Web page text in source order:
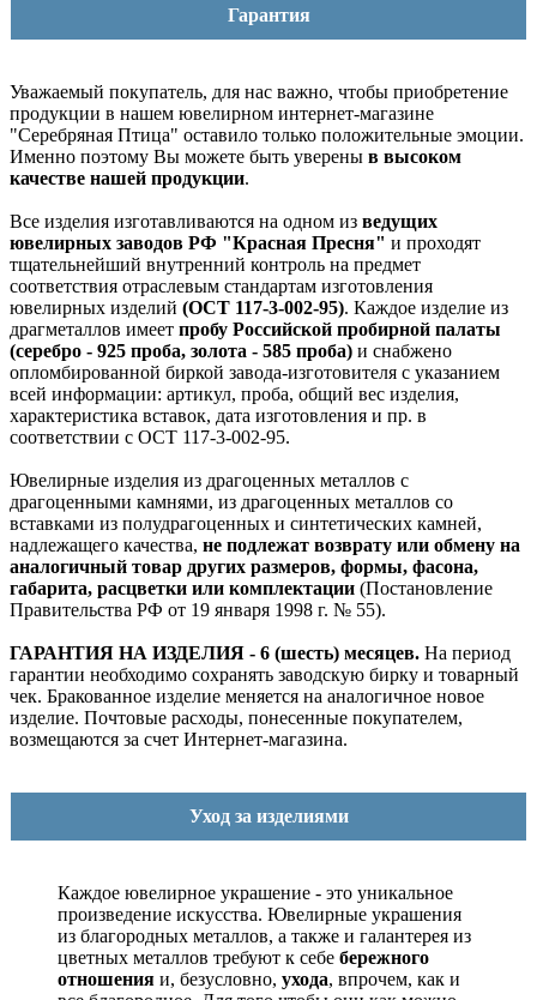
Гарантия
Уважаемый покупатель, для нас важно, чтобы приобретение
продукции в нашем ювелирном интернет-магазине
"Серебряная Птица" оставило только положительные эмоции.
Именно поэтому Вы можете быть уверены в высоком
качестве нашей продукции.
Все изделия изготавливаются на одном из ведущих
ювелирных заводов РФ "Красная Пресня" и проходят
тщательнейший внутренний контроль на предмет
соответствия отраслевым стандартам изготовления
ювелирных изделий (ОСТ 117-3-002-95). Каждое изделие из
драгметаллов имеет пробу Российской пробирной палаты
(серебро - 925 проба, золота - 585 проба) и снабжено
опломбированной биркой завода-изготовителя с указанием
всей информации: артикул, проба, общий вес изделия,
характеристика вставок, дата изготовления и пр. в
соответствии с ОСТ 117-3-002-95.
Ювелирные изделия из драгоценных металлов с
драгоценными камнями, из драгоценных металлов со
вставками из полудрагоценных и синтетических камней,
надлежащего качества, не подлежат возврату или обмену на
аналогичный товар других размеров, формы, фасона,
габарита, расцветки или комплектации (Постановление
Правительства РФ от 19 января 1998 г. № 55).
ГАРАНТИЯ НА ИЗДЕЛИЯ - 6 (шесть) месяцев. На период
гарантии необходимо сохранять заводскую бирку и товарный
чек. Бракованное изделие меняется на аналогичное новое
изделие. Почтовые расходы, понесенные покупателем,
возмещаются за счет Интернет-магазина.
Уход за изделиями
Каждое ювелирное украшение - это уникальное
произведение искусства. Ювелирные украшения
из благородных металлов, а также и галантерея из
цветных металлов требуют к себе бережного
отношения и, безусловно, ухода, впрочем, как и